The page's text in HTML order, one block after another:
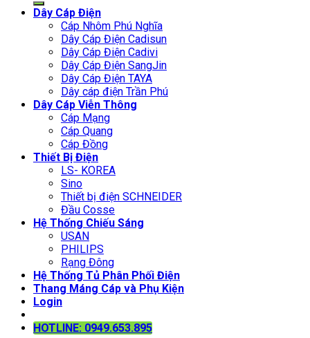
Dây Cáp Điện
Cáp Nhôm Phú Nghĩa
Dây Cáp Điện Cadisun
Dây Cáp Điện Cadivi
Dây Cáp Điện SangJin
Dây Cáp Điện TAYA
Dây cáp điện Trần Phú
Dây Cáp Viễn Thông
Cáp Mạng
Cáp Quang
Cáp Đồng
Thiết Bị Điện
LS- KOREA
Sino
Thiết bị điện SCHNEIDER
Đầu Cosse
Hệ Thống Chiếu Sáng
USAN
PHILIPS
Rạng Đông
Hệ Thống Tủ Phân Phối Điện
Thang Máng Cáp và Phụ Kiện
Login
HOTLINE: 0949.653.895